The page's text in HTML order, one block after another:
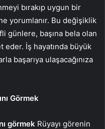
bırakıp uygun bir
yorumlanır. Bu değişiklik
günlere, başına bela olan
eder. İş hayatında büyük
başarıya ulaşacağınıza
Görmek
görmek Rüyayı görenin